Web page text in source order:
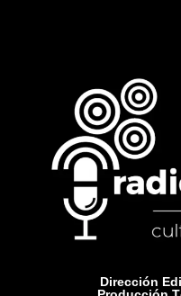
Dirección